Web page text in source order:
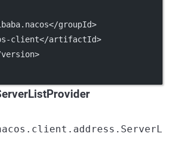
groupId>
client</artifactId>
version>